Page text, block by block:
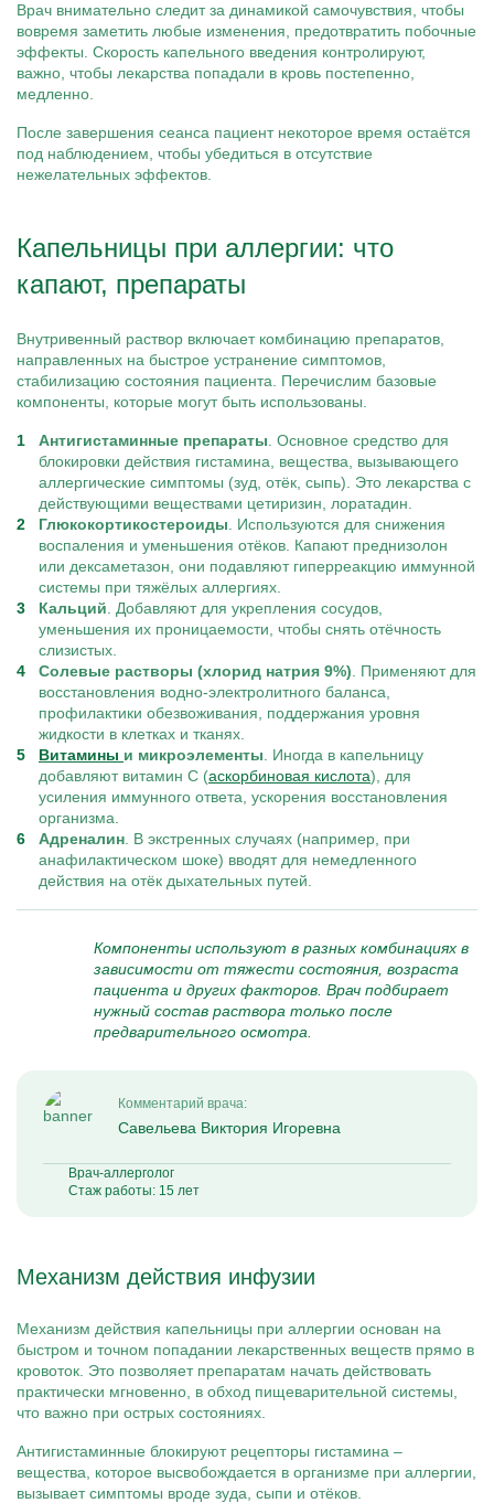
Врач внимательно следит за динамикой самочувствия, чтобы
вовремя заметить любые изменения, предотвратить побочные
эффекты. Скорость капельного введения контролируют,
важно, чтобы лекарства попадали в кровь постепенно,
медленно.
После завершения сеанса пациент некоторое время остаётся
под наблюдением, чтобы убедиться в отсутствие
нежелательных эффектов.
Капельницы при аллергии: что
капают, препараты
Внутривенный раствор включает комбинацию препаратов,
направленных на быстрое устранение симптомов,
стабилизацию состояния пациента. Перечислим базовые
компоненты, которые могут быть использованы.
Антигистаминные препараты . Основное средство для
блокировки действия гистамина, вещества, вызывающего
аллергические симптомы (зуд, отёк, сыпь). Это лекарства с
действующими веществами цетиризин, лоратадин.
Глюкокортикостероиды . Используются для снижения
воспаления и уменьшения отёков. Капают преднизолон
или дексаметазон, они подавляют гиперреакцию иммунной
системы при тяжёлых аллергиях.
Кальций . Добавляют для укрепления сосудов,
уменьшения их проницаемости, чтобы снять отёчность
слизистых.
Солевые растворы (хлорид натрия 9%) . Применяют для
восстановления водно-электролитного баланса,
профилактики обезвоживания, поддержания уровня
жидкости в клетках и тканях.
Витамины и микроэлементы . Иногда в капельницу
добавляют витамин C (аскорбиновая кислота), для
усиления иммунного ответа, ускорения восстановления
организма.
Адреналин . В экстренных случаях (например, при
анафилактическом шоке) вводят для немедленного
действия на отёк дыхательных путей.
Компоненты используют в разных комбинациях в
зависимости от тяжести состояния, возраста
пациента и других факторов. Врач подбирает
нужный состав раствора только после
предварительного осмотра.
Комментарий врача:
Савельева Виктория Игоревна
Врач-аллерголог
Стаж работы: 15 лет
Механизм действия инфузии
Механизм действия капельницы при аллергии основан на
быстром и точном попадании лекарственных веществ прямо в
кровоток. Это позволяет препаратам начать действовать
практически мгновенно, в обход пищеварительной системы,
что важно при острых состояниях.
Антигистаминные блокируют рецепторы гистамина –
вещества, которое высвобождается в организме при аллергии,
вызывает симптомы вроде зуда, сыпи и отёков.